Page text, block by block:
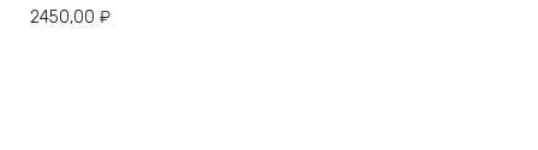
2450,00 ₽